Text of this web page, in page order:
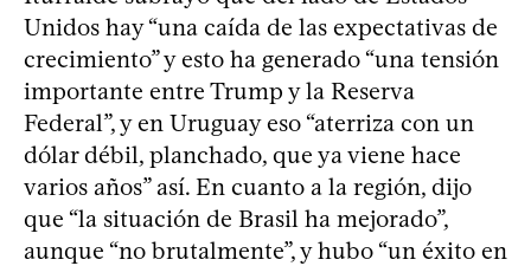
Unidos hay “una caída de las expectativas de
crecimiento” y esto ha generado “una tensión
importante entre Trump y la Reserva
Federal”, y en Uruguay eso “aterriza con un
dólar débil, planchado, que ya viene hace
varios años” así. En cuanto a la región, dijo
que “la situación de Brasil ha mejorado”,
aunque “no brutalmente”, y hubo “un éxito en